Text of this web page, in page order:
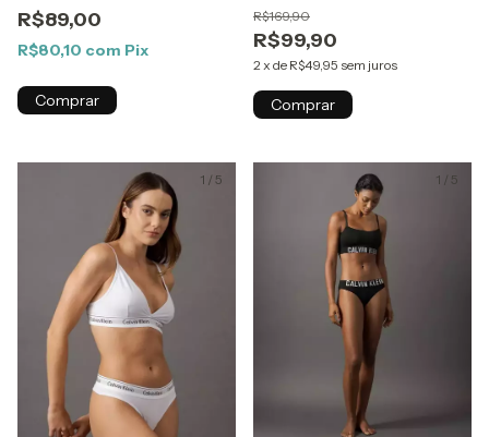
R$89,00
R$80,10 com Pix
Comprar
R$99,90
R$169,90
2 x de R$49,95 sem juros
Comprar
1 / 5 1 / 5